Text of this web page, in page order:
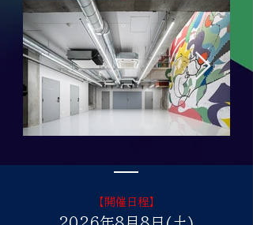
【開催日程】